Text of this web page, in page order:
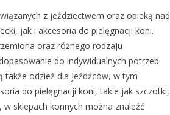
z jeździectwem oraz opieką nad
jak i akcesoria do pielęgnacji koni.
oraz różnego rodzaju
do indywidualnych potrzeb
także odzież dla jeźdźców, w tym
do pielęgnacji koni, takie jak szczotki,
sklepach konnych można znaleźć